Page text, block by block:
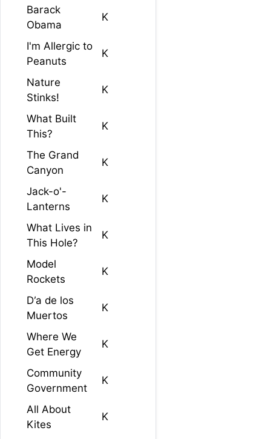
Barack
Obama
K
I'm Allergic to
Peanuts
K
Nature
Stinks!
K
What Built
This?
K
The Grand
Canyon
K
Jack-o'-
Lanterns
K
What Lives in
This Hole?
K
Model
Rockets
K
D’a de los
Muertos
K
Where We
Get Energy
K
Community
Government
K
All About
Kites
K